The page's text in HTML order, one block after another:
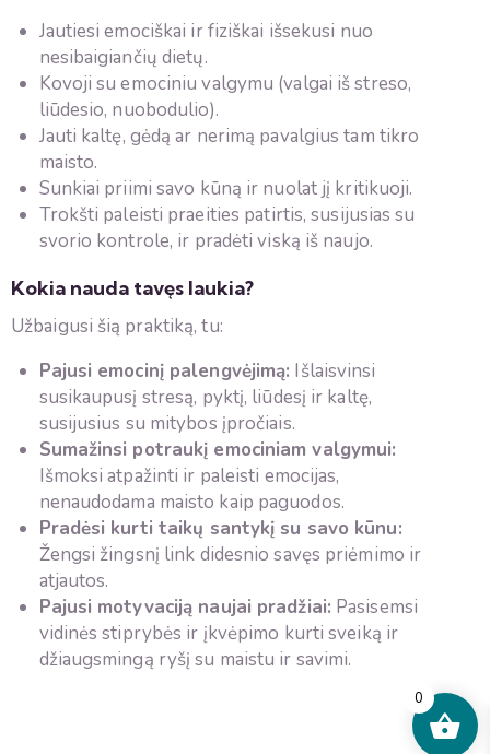
Jautiesi emociškai ir fiziškai išsekusi nuo
nesibaigiančių dietų.
Kovoji su emociniu valgymu (valgai iš streso,
liūdesio, nuobodulio).
Jauti kaltę, gėdą ar nerimą pavalgius tam tikro
maisto.
Sunkiai priimi savo kūną ir nuolat jį kritikuoji.
Trokšti paleisti praeities patirtis, susijusias su
svorio kontrole, ir pradėti viską iš naujo.
Kokia nauda tavęs laukia?
Užbaigusi šią praktiką, tu:
Pajusi emocinį palengvėjimą: Išlaisvinsi
susikaupusį stresą, pyktį, liūdesį ir kaltę,
susijusius su mitybos įpročiais.
Sumažinsi potraukį emociniam valgymui:
Išmoksi atpažinti ir paleisti emocijas,
nenaudodama maisto kaip paguodos.
Pradėsi kurti taikų santykį su savo kūnu:
Žengsi žingsnį link didesnio savęs priėmimo ir
atjautos.
Pajusi motyvaciją naujai pradžiai: Pasisemsi
vidinės stiprybės ir įkvėpimo kurti sveiką ir
džiaugsmingą ryšį su maistu ir savimi.
0